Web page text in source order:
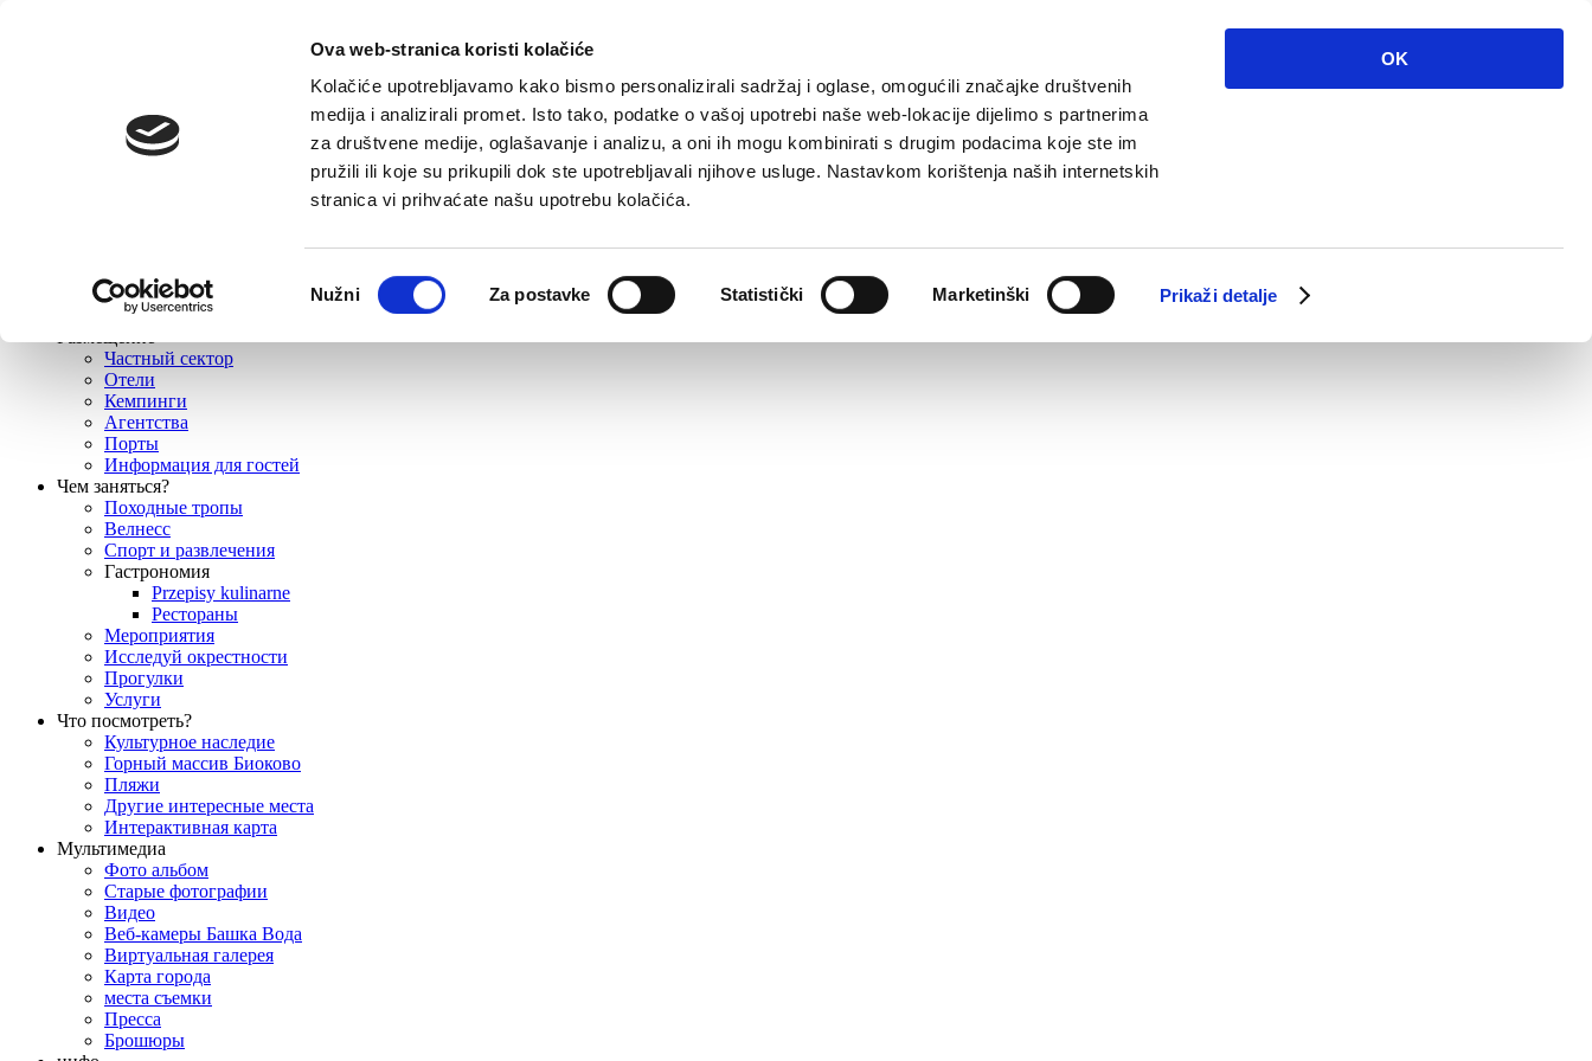
Ova web-stranica koristi kolačiće
Kolačiće upotrebljavamo kako bismo personalizirali sadržaj i oglase, omogućili značajke društvenih
medija i analizirali promet. Isto tako, podatke o vašoj upotrebi naše web-lokacije dijelimo s partnerima
za društvene medije, oglašavanje i analizu, a oni ih mogu kombinirati s drugim podacima koje ste im
pružili ili koje su prikupili dok ste upotrebljavali njihove usluge. Nastavkom korištenja naših internetskih
stranica vi prihvaćate našu upotrebu kolačića.
pristanka
Nužni Za postavke Statistički Marketinški Prikaži detalje
OK
Назначения
История
Климат
Частный сектор
Отели
Кемпинги
Aгентства
Порты
Информация для гостей
Чем заняться?
Походные тропы
Велнесс
Спорт и развлечения
Гастрономия
Przepisy kulinarne
Рестораны
Мероприятия
Исследуй окрестности
Прогулки
Услуги
Что посмотреть?
Культурное наследие
Горный массив Биоково
Пляжи
Другие интересные места
Интерактивная карта
Мультимедиа
Фото альбом
Старые фотографии
Видео
Веб-камеры Башка Bода
Виртуальная галерея
Карта города
места съемки
Пресса
Брошюры